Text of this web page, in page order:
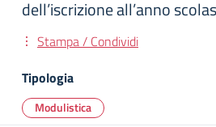
dell’iscrizione all’anno
Stampa / Condividi
Tipologia
Modulistica